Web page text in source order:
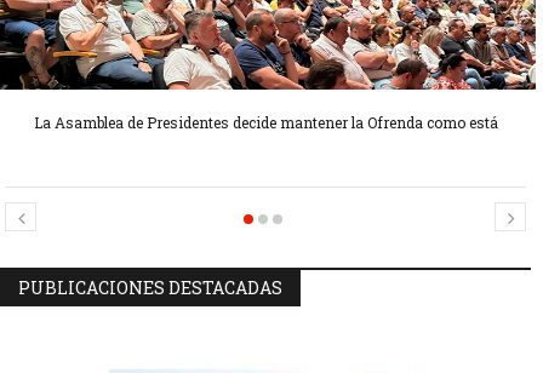
La Asamblea de Presidentes decide mantener la Ofrenda como está
Candidatas Preseleccionadas por el sector Olivereta
Candidatas Preseleccionadas por el sector Sector La Seu-La Xerea-El
Mercat
PUBLICACIONES DESTACADAS